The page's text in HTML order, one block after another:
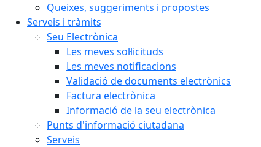
Queixes, suggeriments i propostes
Serveis i tràmits
Seu Electrònica
Les meves sol·licituds
Les meves notificacions
Validació de documents electrònics
Factura electrònica
Informació de la seu electrònica
Punts d'informació ciutadana
Serveis